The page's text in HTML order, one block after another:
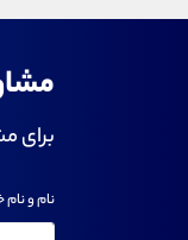
برای
نام و